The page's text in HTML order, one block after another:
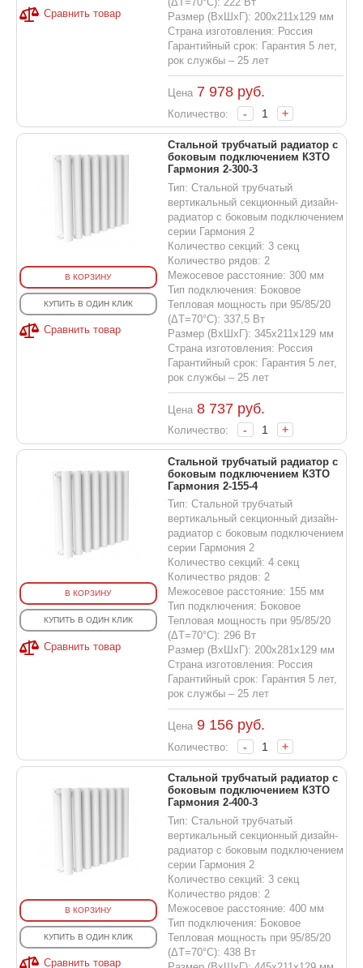
Сравнить товар
Размер (ВхШхГ): 200х211х129 мм
Страна изготовления: Россия
Гарантийный срок: Гарантия 5 лет,
рок службы – 25 лет
Цена 7 978руб.
Количество: - +
В КОРЗИНУ
КУПИТЬ В ОДИН КЛИК
Сравнить товар
Стальной трубчатый радиатор с
боковым подключением КЗТО
Гармония 2-300-3
Тип: Стальной трубчатый
вертикальный секционный дизайн-
радиатор с боковым подключением
серии Гармония 2
Количество секций: 3 секц
Количество рядов: 2
Межосевое расстояние: 300 мм
Тип подключения: Боковое
Тепловая мощность при 95/85/20
(ΔT=70°C): 337,5 Вт
Размер (ВхШхГ): 345х211х129 мм
Страна изготовления: Россия
Гарантийный срок: Гарантия 5 лет,
рок службы – 25 лет
Цена 8 737руб.
Количество: - +
В КОРЗИНУ
КУПИТЬ В ОДИН КЛИК
Сравнить товар
Стальной трубчатый радиатор с
боковым подключением КЗТО
Гармония 2-155-4
Тип: Стальной трубчатый
вертикальный секционный дизайн-
радиатор с боковым подключением
серии Гармония 2
Количество секций: 4 секц
Количество рядов: 2
Межосевое расстояние: 155 мм
Тип подключения: Боковое
Тепловая мощность при 95/85/20
(ΔT=70°C): 296 Вт
Размер (ВхШхГ): 200х281х129 мм
Страна изготовления: Россия
Гарантийный срок: Гарантия 5 лет,
рок службы – 25 лет
Цена 9 156руб.
Количество: - +
В КОРЗИНУ
КУПИТЬ В ОДИН КЛИК
Сравнить товар
Стальной трубчатый радиатор с
боковым подключением КЗТО
Гармония 2-400-3
Тип: Стальной трубчатый
вертикальный секционный дизайн-
радиатор с боковым подключением
серии Гармония 2
Количество секций: 3 секц
Количество рядов: 2
Межосевое расстояние: 400 мм
Тип подключения: Боковое
Тепловая мощность при 95/85/20
(ΔT=70°C): 438 Вт